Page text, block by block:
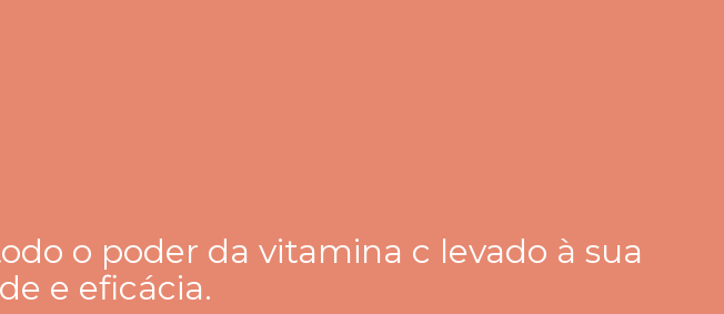
o poder da vitamina c levado à sua
e eficácia.